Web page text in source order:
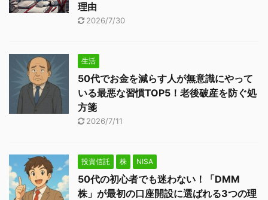
理由
2026/7/30
生活
50代でお金を減らす人が無意識にやって
いる最悪な習慣TOP5！老後破産を防ぐ処
方箋
2026/7/11
投資信託 株 NISA
50代の初心者でも迷わない！「DMM
株」が最初の口座開設に選ばれる3つの理